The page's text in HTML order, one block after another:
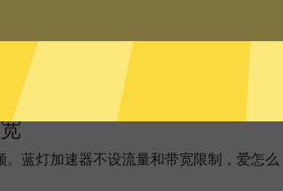
式会智能判断需要加速的网络流量，并为其
速的本地流量，比如百度或者美团，则使用
局模式则所有流量都走蓝灯加速器。
。蓝灯加速器不设流量和带宽限制，爱怎么